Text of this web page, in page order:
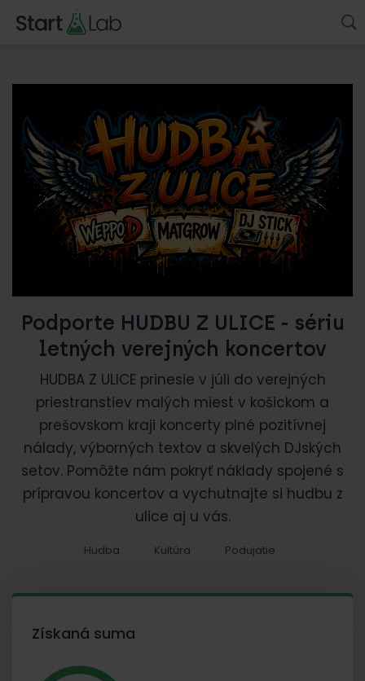
Podporte HUDBU Z ULICE - sériu
letných verejných koncertov
HUDBA Z ULICE prinesie v júli do verejných
priestranstiev malých miest v košickom a
prešovskom kraji koncerty plné pozitívnej
nálady, výborných textov a skvelých DJských
setov. Pomôžte nám pokryť náklady spojené s
prípravou koncertov a vychutnajte si hudbu z
ulice aj u vás.
Hudba Kultúra Podujatie
Získaná suma